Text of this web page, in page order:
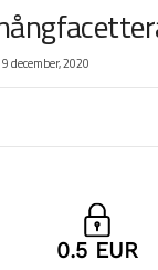
december, 2020